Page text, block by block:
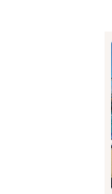
vous la Gare de
Septembre 1944,
vacancier se fait
transport, que
en train, le plus
(généralement
l'ensemble des
en Vacances